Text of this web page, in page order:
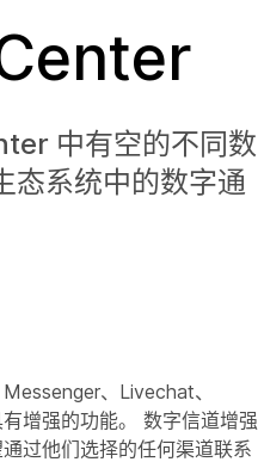
中有空的不同数
态系统中的数字通
、Livechat、
增强的功能。 数字信道增强
过他们选择的任何渠道联系